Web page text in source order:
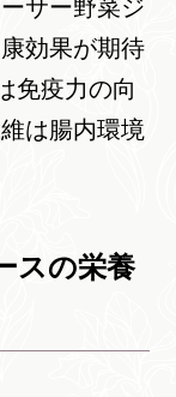
サー野菜ジ
効果が期待
免疫力の向
は腸内環境
スの栄養